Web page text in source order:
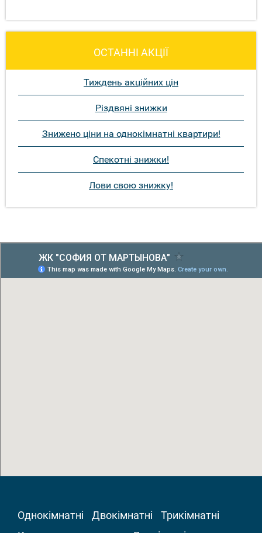
ОСТАННІ АКЦІЇ
Тиждень акційних цін
Різдвяні знижки
Знижено ціни на однокімнатні квартири!
Спекотні знижки!
Лови свою знижку!
Однокімнатні Двокімнатні
Трикімнатні